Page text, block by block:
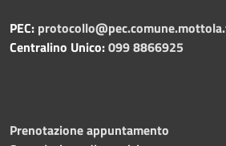
PEC:
Centralino Unico:099 8866925
Prenotazione appuntamento